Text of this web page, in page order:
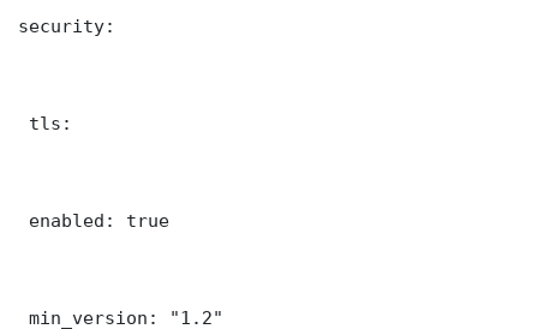
security:
tls:
enabled: true
min_version: "1.2"